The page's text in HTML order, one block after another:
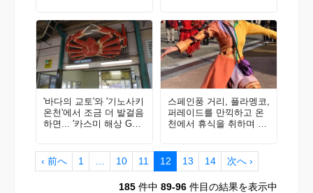
'바다의 교토'와 '기노사키
온천'에서 조금 더 발걸음
하면... '카스미 해상 GEO
스페인풍 거리, 플라멩코,
퍼레이드를 만끽하고 온
천에서 휴식을 취하며 재
‹ 前へ 1 10 11 12 13 14 次へ ›
185 件中 89-96 件目の結果を表示中